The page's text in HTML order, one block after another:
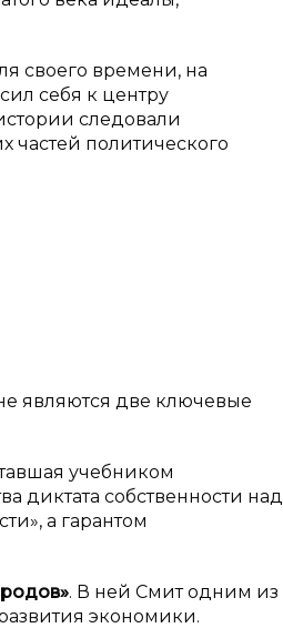
своего времени, на
себя к центру
следовали
частей политического
являются две ключевые
учебником
диктата собственности над
а гарантом
. В ней Смит одним из
экономики.